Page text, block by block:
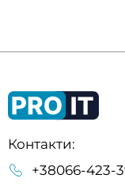
Контакти:
+38066-423-